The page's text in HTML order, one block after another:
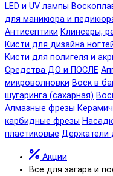
LED и UV лампы
для маникюра и
Антисептики Клинсеры,
Кисти для дизайна
Кисти для полигеля и
Средства ДО и ПОСЛЕ
микроволновки Воск в
шугаринга (сахарная)
Алмазные фрезы
карбидные фрезы
пластиковые Держатели
Акции
Все для загара и